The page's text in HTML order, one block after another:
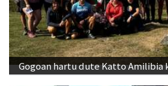
Gogoan hartu dute Katto Amilibia